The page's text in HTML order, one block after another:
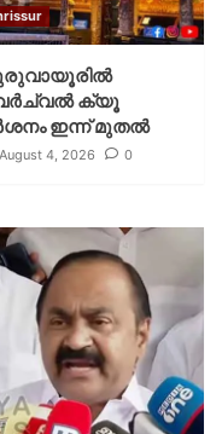
ക്യൂ
ഇന്ന് മുതല്‍
August 4, 2026 0